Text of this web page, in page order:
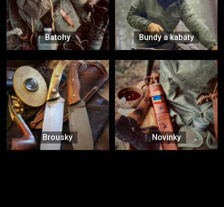
Batohy Bundy a kabáty
Brousky Novinky